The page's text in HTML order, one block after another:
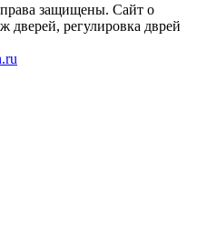
защищены. Сайт о
дверей, регулировка дврей